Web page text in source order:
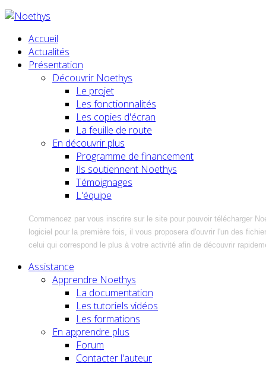
Accueil
Actualités
Présentation
Découvrir Noethys
Le projet
Les fonctionnalités
Les copies d'écran
La feuille de route
En découvrir plus
Programme de financement
Ils soutiennent Noethys
Témoignages
L'équipe
Commencez par vous inscrire sur le site pour pouvoir télécharger
logiciel pour la première fois, il vous proposera d'ouvrir l'un des
celui qui correspond le plus à votre activité afin de découvrir
Assistance
Apprendre Noethys
La documentation
Les tutoriels vidéos
Les formations
En apprendre plus
Forum
Contacter l'auteur